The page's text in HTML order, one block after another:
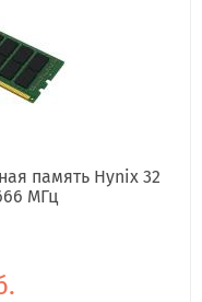
память Hynix 32
МГц